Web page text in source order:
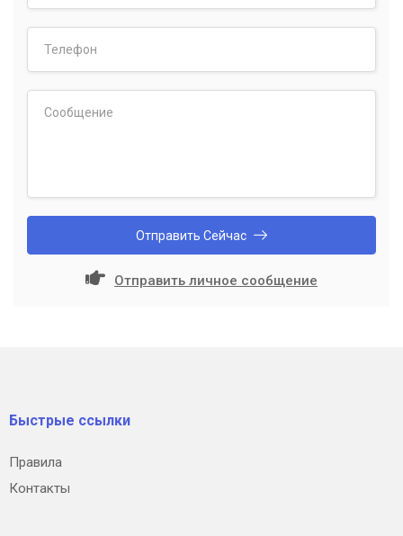
Отправить Сейчас
Отправить личное сообщение
Быстрые ссылки
Правила
Контакты